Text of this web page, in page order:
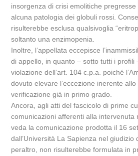
insorgenza di crisi emolitiche
alcuna patologia dei globuli rossi.
risulterebbe esclusa qualsivoglia
soltanto una enzimopenia.
Inoltre, l’appellata eccepisce
di appello, in quanto – sotto tutti i profili
violazione dell’art. 104 c.p.a. poiché
dovuto elevare l’eccezione inerente
verificazione già in primo grado.
Ancora, agli atti del fascicolo di prime
comunicazioni afferenti alla intervenuta
veda la comunicazione prodotta il 16
dall’Università La Sapienza nel giudizio
peraltro, non risulterebbe formulata in